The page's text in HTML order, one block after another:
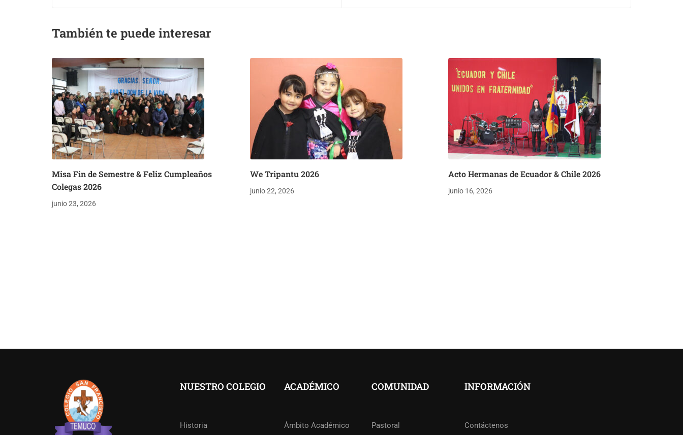
También te puede interesar
Misa Fin de Semestre & Feliz Cumpleaños
Colegas 2026
junio 23, 2026
We Tripantu 2026
junio 22, 2026
Acto Hermanas de Ecuador & Chile 2026
junio 16, 2026
NUESTRO COLEGIO
Historia
ACADÉMICO
Ámbito Académico
COMUNIDAD
Pastoral
INFORMACIÓN
Contáctenos